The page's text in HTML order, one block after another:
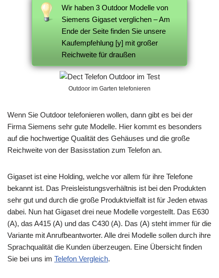
Wir haben 3 Outdoor Modelle von
Siemens Gigaset verglichen – Am
Ende der Seite finden Sie unsere
Kaufempfehlung [y] mit großer
Reichweite für draußen
Outdoor im Garten telefonieren
Wenn Sie Outdoor telefonieren wollen, dann gibt es bei der
Firma Siemens sehr gute Modelle. Hier kommt es besonders
auf die hochwertige Qualität des Gehäuses und die große
Reichweite von der Basisstation zum Telefon an.
Gigaset ist eine Holding, welche vor allem für ihre Telefone
bekannt ist. Das Preisleistungsverhältnis ist bei den Produkten
sehr gut und durch die große Produktvielfalt ist für Jeden etwas
dabei. Nun hat Gigaset drei neue Modelle vorgestellt. Das E630
(A), das A415 (A) und das C430 (A). Das (A) steht immer für die
Variante mit Anrufbeantworter. Alle drei Modelle sollen durch ihre
Sprachqualität die Kunden überzeugen. Eine Übersicht finden
Sie bei uns im Telefon Vergleich.